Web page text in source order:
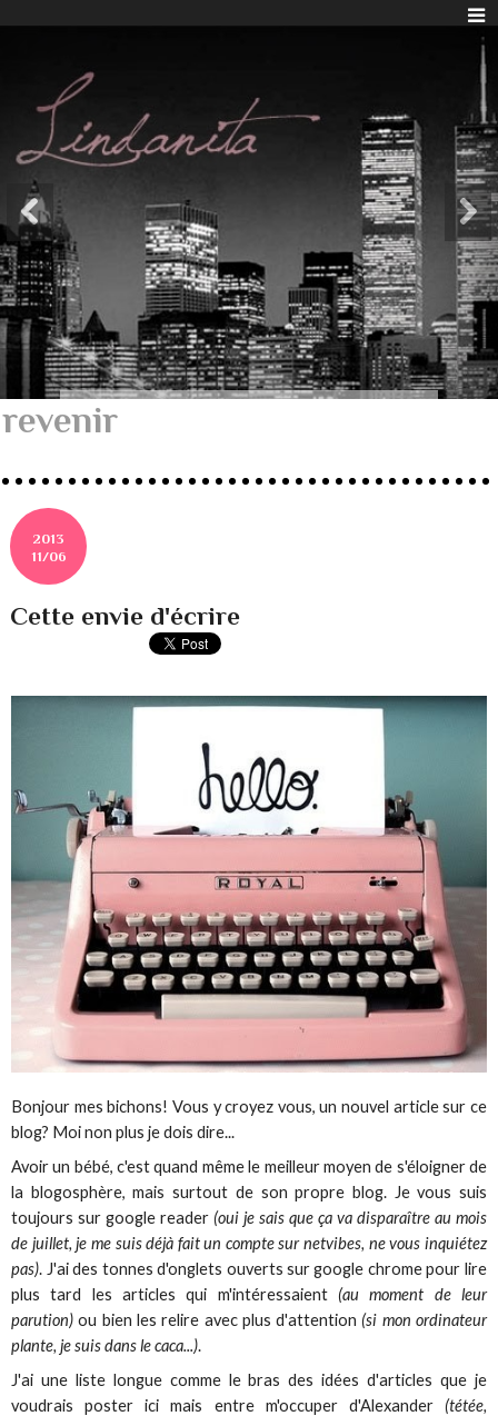
revenir
2013
11/06
Cette envie d'écrire
Bonjour mes bichons! Vous y croyez vous, un nouvel article sur ce
blog? Moi non plus je dois dire...
Avoir un bébé, c'est quand même le meilleur moyen de s'éloigner de
la blogosphère, mais surtout de son propre blog. Je vous suis
toujours sur google reader (oui je sais que ça va disparaître au mois
de juillet, je me suis déjà fait un compte sur netvibes, ne vous inquiétez
pas). J'ai des tonnes d'onglets ouverts sur google chrome pour lire
plus tard les articles qui m'intéressaient (au moment de leur
parution) ou bien les relire avec plus d'attention (si mon ordinateur
plante, je suis dans le caca...).
J'ai une liste longue comme le bras des idées d'articles que je
voudrais poster ici mais entre m'occuper d'Alexander (tétée,